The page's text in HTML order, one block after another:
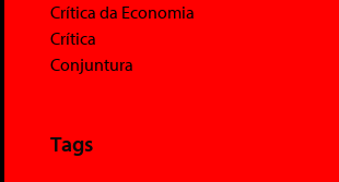
Crítica da Economia
Crítica
Conjuntura
Tags